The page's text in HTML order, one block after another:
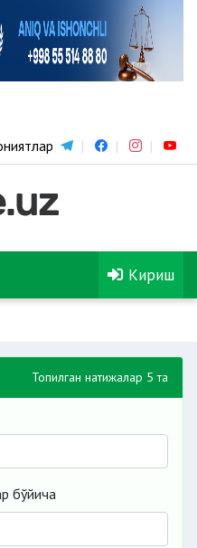
Кириш
Топилган натижалар 5 та
бўйича